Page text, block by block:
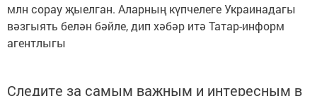
млн сорау җыелган. Аларның күпчелеге Украинадагы
вәзгыять белән бәйле, дип хәбәр итә Татар-информ
агентлыгы
Следите за самым важным и интересным в